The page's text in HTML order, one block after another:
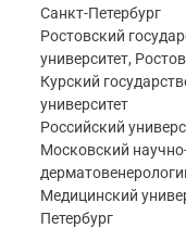
Санкт-Петербург
Ростовский
университет,
Курский
университет
Российский
Московский
Медицинский
Петербург